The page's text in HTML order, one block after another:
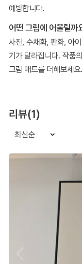
예방합니다.
어떤 그림에 어울릴까
사진, 수채화, 판화, 아
기가 달라집니다. 작품
그림 매트를 더해보세요.
리뷰(1)
최신순